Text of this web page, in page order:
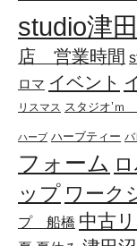
studio津
店 営業時間
ロマ イベント
リスマス スタジオ’ｍ
ハーブ ハーブティー バ
フォーム
ップ ワーク
プ 船橋 中古